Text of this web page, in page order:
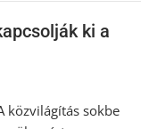
ki a
közvilágítás sokbe